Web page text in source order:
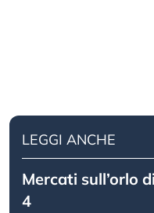
LEGGI ANCHE
Mercati sull’orlo
4